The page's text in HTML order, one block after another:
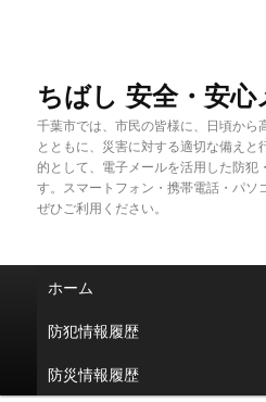
ちばし 安全・安心
千葉市では、市民の皆様に、日頃から
とともに、災害に対する適切な備えと
的として、電子メールを活用した防犯
す。スマートフォン・携帯電話・パソ
ぜひご利用ください。
ュ
ホーム
防犯情報履歴
防災情報履歴